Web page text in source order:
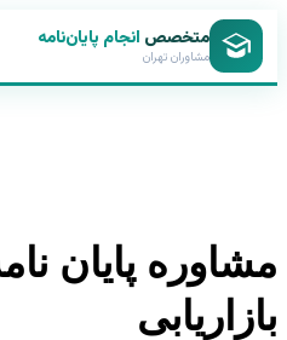
متخصصانجام پایان‌نامه
مشاوران تهران
پایان